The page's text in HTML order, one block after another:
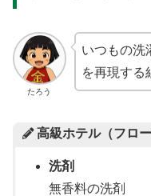
たろう
いつもの洗
を再現する
高級ホテル（フロ
洗剤
無香料の洗剤